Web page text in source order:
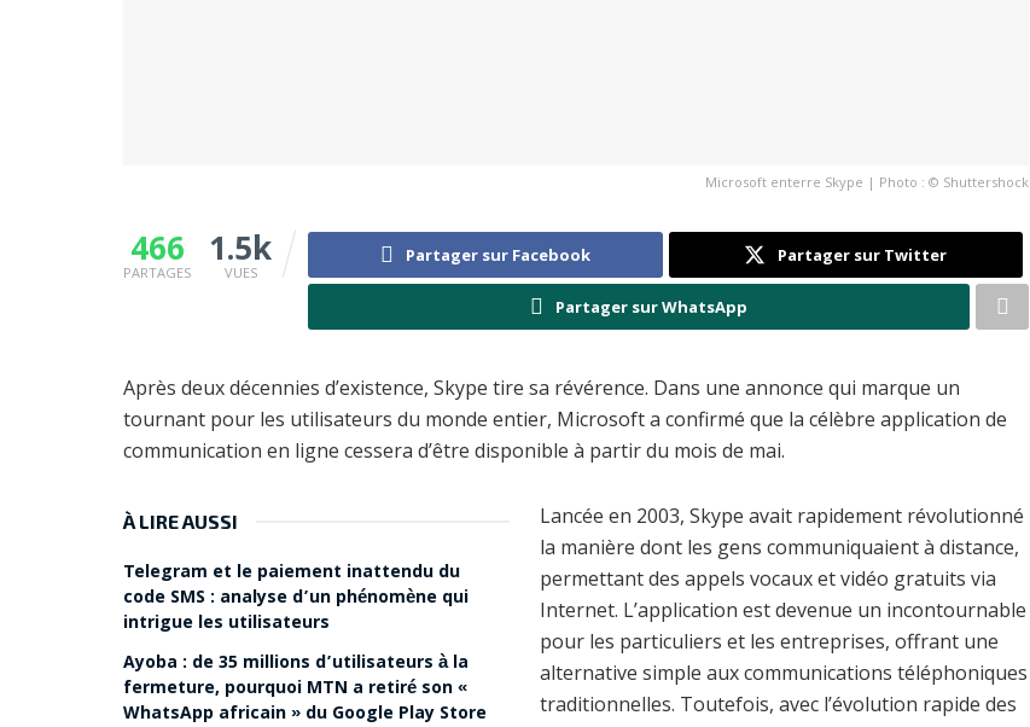
Microsoft enterre Skype | Photo : © Shuttershock
466
PARTAGES
1.5k
VUES
Partager sur Facebook Partager sur Twitter
Partager sur WhatsApp
Après deux décennies d’existence, Skype tire sa révérence. Dans une annonce qui marque un
tournant pour les utilisateurs du monde entier, Microsoft a confirmé que la célèbre application de
communication en ligne cessera d’être disponible à partir du mois de mai.
À LIRE AUSSI
Telegram et le paiement inattendu du
code SMS : analyse d’un phénomène qui
intrigue les utilisateurs
Ayoba : de 35 millions d’utilisateurs à la
fermeture, pourquoi MTN a retiré son «
WhatsApp africain » du Google Play Store
Lancée en 2003, Skype avait rapidement révolutionné
la manière dont les gens communiquaient à distance,
permettant des appels vocaux et vidéo gratuits via
Internet. L’application est devenue un incontournable
pour les particuliers et les entreprises, offrant une
alternative simple aux communications téléphoniques
traditionnelles. Toutefois, avec l’évolution rapide des